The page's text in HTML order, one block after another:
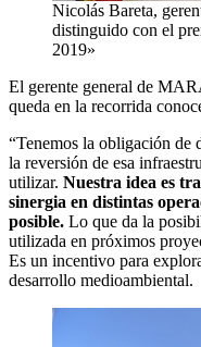
Nicolás Bareta,
distinguido con el
2019»
El gerente general de
queda en la recorrida
“Tenemos la obligación de
la reversión de esa
utilizar. Nuestra idea es
sinergia en distintas
posible. Lo que da la
utilizada en próximos
Es un incentivo para
desarrollo medioambiental.